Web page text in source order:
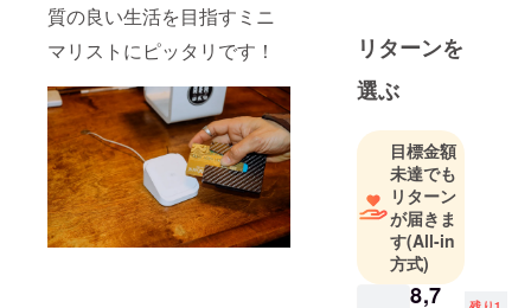
質の良い生活を目指すミニ
マリストにピッタリです！
より良い製
品やサービ
スを海外か
ら積極的に
取り入れ、
日本の皆様
へお届けす
るととも
に、日本の
経済を盛り
リターンを
選ぶ
目標金額
未達でも
リターン
が届きま
す(All-in
方式)
8,7